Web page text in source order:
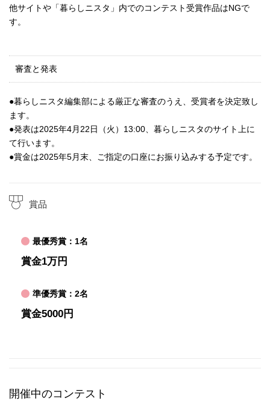
他サイトや「暮らしニスタ」内でのコンテスト受賞作品はNGで
す。
審査と発表
●暮らしニスタ編集部による厳正な審査のうえ、受賞者を決定致し
ます。
●発表は2025年4月22日（火）13:00、暮らしニスタのサイト上に
て行います。
●賞金は2025年5月末、ご指定の口座にお振り込みする予定です。
賞品
最優秀賞：1名
賞金1万円
準優秀賞：2名
賞金5000円
開催中のコンテスト